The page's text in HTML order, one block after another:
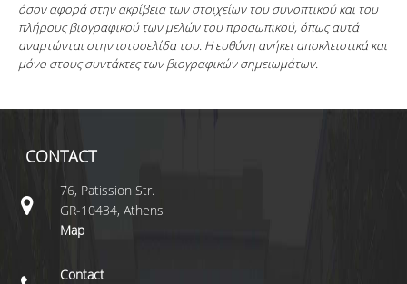
όσον αφορά στην ακρίβεια των στοιχείων του συνοπτικού και του
πλήρους βιογραφικού των μελών του προσωπικού, όπως αυτά
αναρτώνται στην ιστοσελίδα του. Η ευθύνη ανήκει αποκλειστικά και
μόνο στους συντάκτες των βιογραφικών σημειωμάτων.
CONTACT
76, Patission Str.
GR-10434, Athens
Map
Contact